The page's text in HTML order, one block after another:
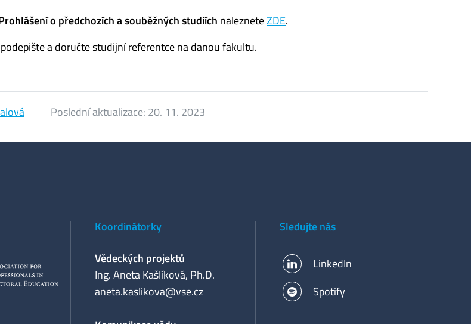
o předchozích a souběžných studiích nalezneteZDE.
a doručte studijní referentce na danou fakultu.
Poslední aktualizace: 20. 11. 2023
Koordinátorky
Vědeckých projektů
Ing. Aneta Kašlíková, Ph.D.
aneta.kaslikova@vse.cz
Sledujte nás
LinkedIn
Spotify